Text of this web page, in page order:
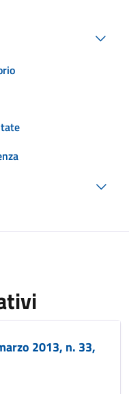
2013, n. 33,